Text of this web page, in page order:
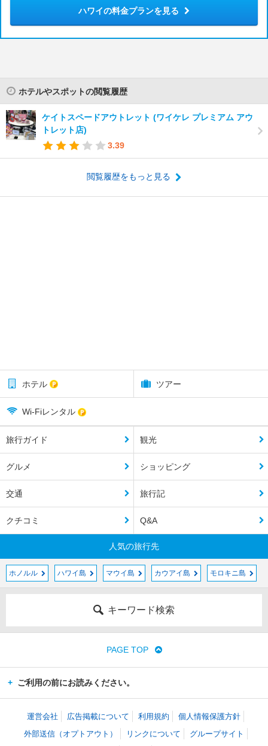
ハワイの料金プランを見る
ホテルやスポットの閲覧履歴
ケイトスペードアウトレット (ワイケレ プレミアム アウ
トレット店)
3.39
閲覧履歴をもっと見る
ホテル ツアー
Wi-Fiレンタル
旅行ガイド 観光
グルメ ショッピング
交通 旅行記
クチコミ Q&A
人気の旅行先
ホノルル ハワイ島 マウイ島 カウアイ島 モロキニ島
キーワード検索
PAGE TOP
ご利用の前にお読みください。
運営会社 広告掲載について 利用規約
個人情報保護方針
外部送信（オプトアウト）
リンクについて グループサイト